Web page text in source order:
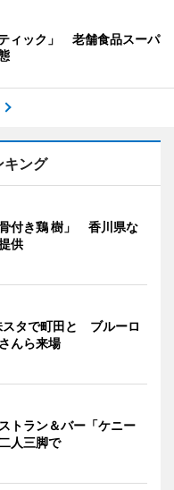
ィック」 老舗食品スーパ
キング
付き鶏 樹」 香川県な
供
スタで町田と ブルーロ
んら来場
トラン＆バー「ケニー
人三脚で